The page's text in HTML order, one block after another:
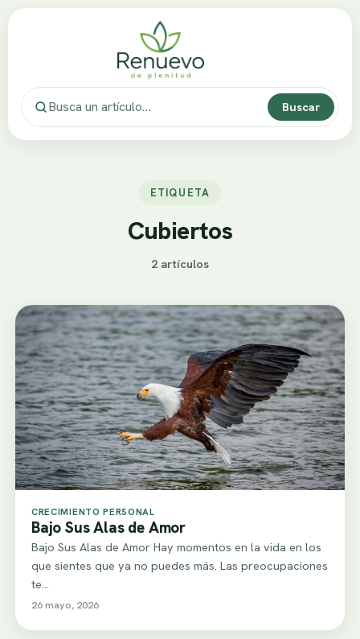
Buscar
ETIQUETA
Cubiertos
2 artículos
CRECIMIENTO PERSONAL
Bajo Sus Alas de Amor
Bajo Sus Alas de Amor Hay momentos en la vida en los
que sientes que ya no puedes más. Las preocupaciones
te…
26 mayo, 2026